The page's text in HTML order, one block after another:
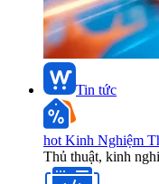
Tin tức
hot Kinh Nghiệm
Thủ thuật, kinh